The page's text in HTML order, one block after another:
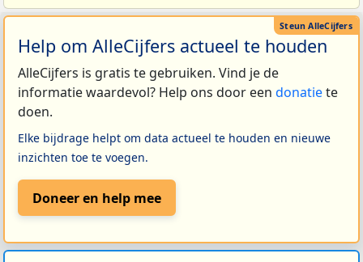
Help om AlleCijfers actueel te houden
AlleCijfers is gratis te gebruiken. Vind je de
informatie waardevol? Help ons door een donatiete
doen.
Elke bijdrage helpt om data actueel te houden en nieuwe
inzichten toe te voegen.
Doneer en help mee